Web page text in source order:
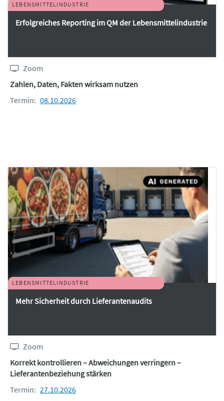
LEBENSMITTELINDUSTRIE
Erfolgreiches Reporting im QM der Lebensmittelindustrie
Zoom
Zahlen, Daten, Fakten wirksam nutzen
Termin: 08.10.2026
LEBENSMITTELINDUSTRIE
Mehr Sicherheit durch Lieferantenaudits
Zoom
Korrekt kontrollieren – Abweichungen verringern –
Lieferantenbeziehung stärken
Termin: 27.10.2026